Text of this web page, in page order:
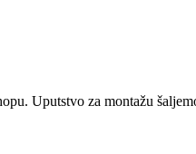
Uputstvo za montažu